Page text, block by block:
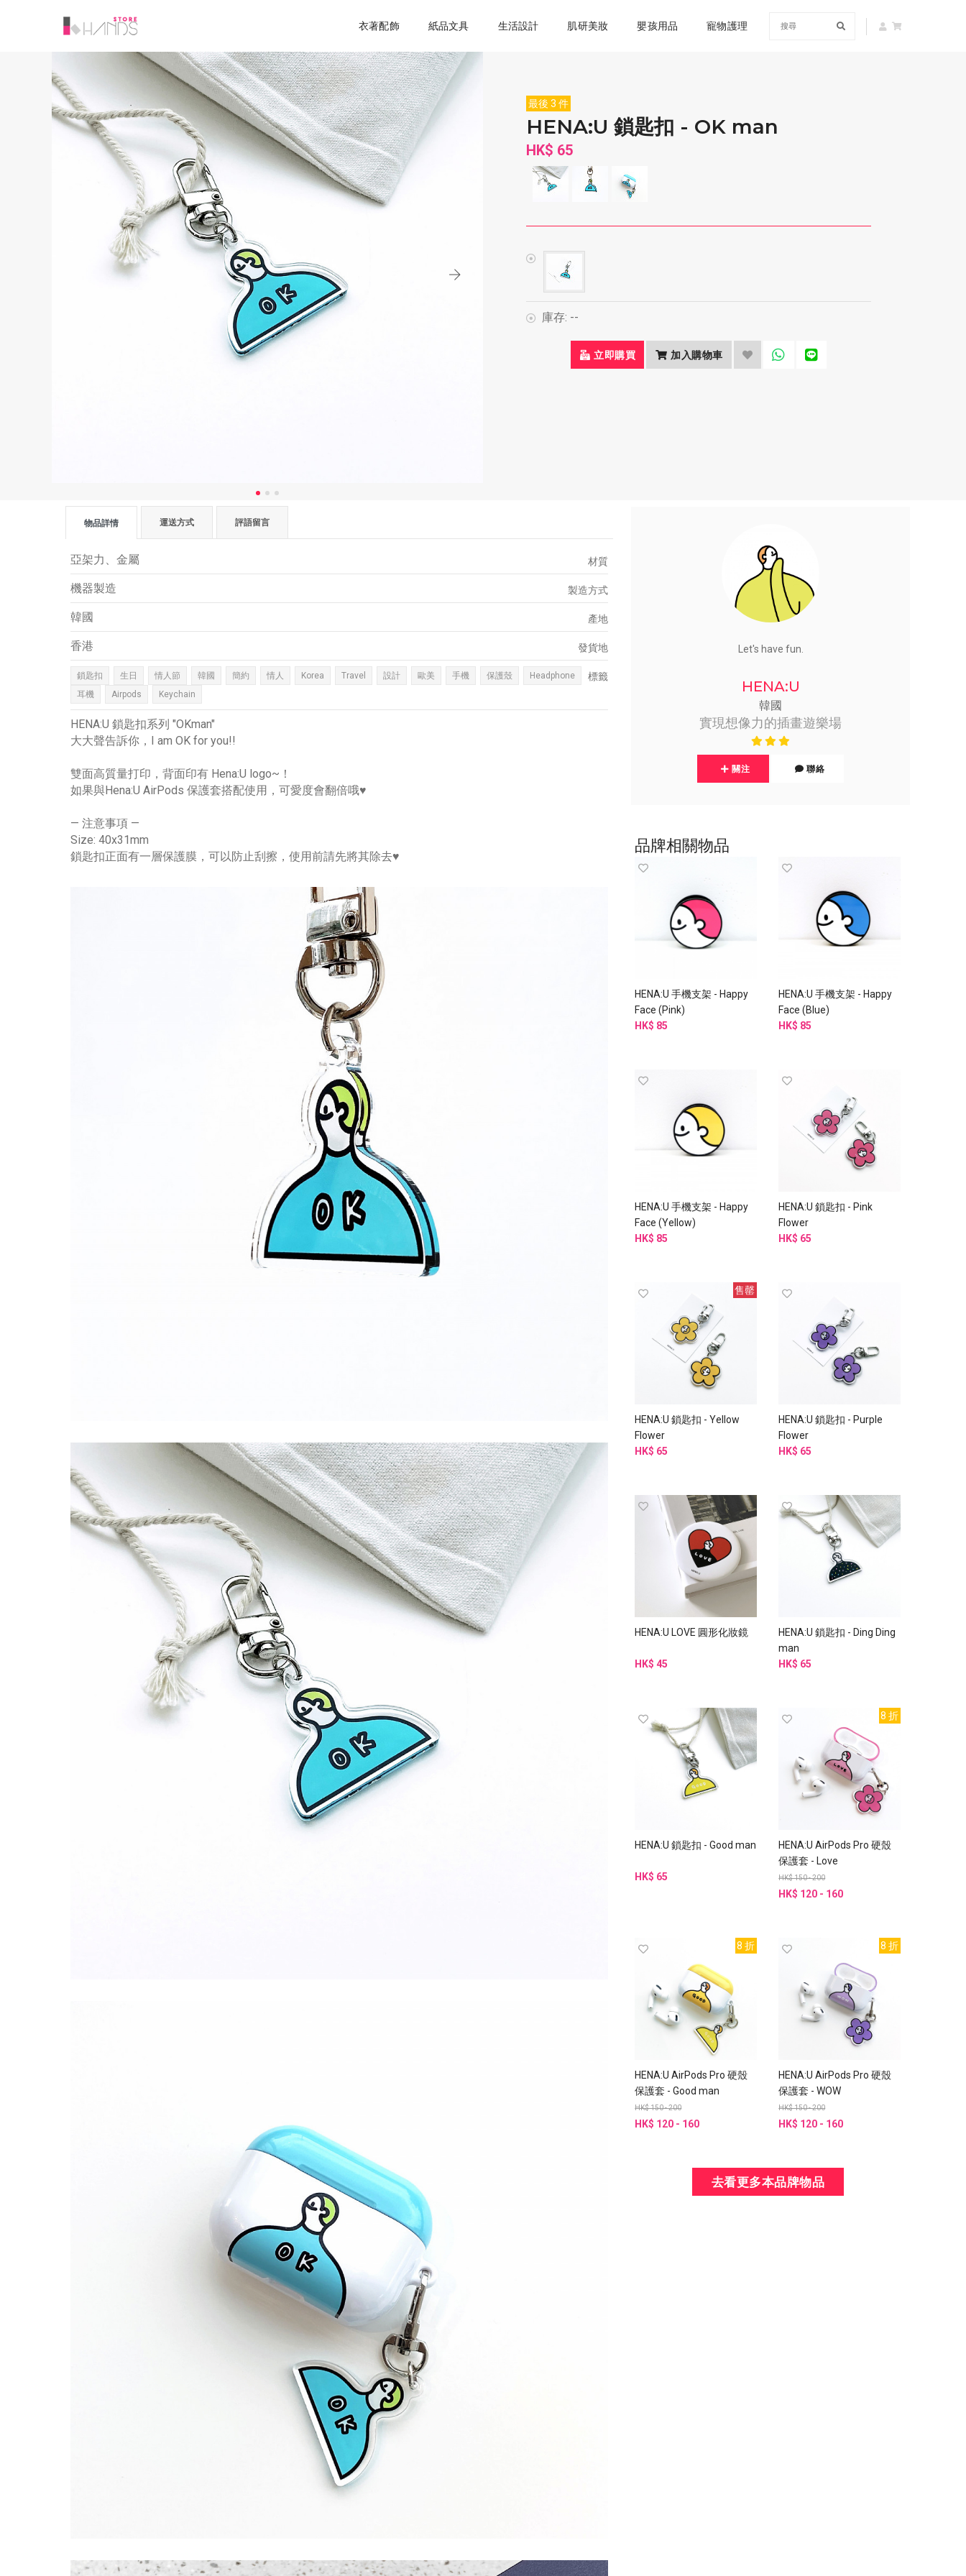
衣著配飾 紙品文具 生活設計 肌研美妝 嬰孩用品 寵物護理
最後 3 件
HENA:U 鎖匙扣 - OK man
HK$ 65
庫存: --
立即購買 加入購物車
物品詳情 運送方式 評語留言
材質
亞架力、金屬
製造方式
機器製造
產地
韓國
發貨地
香港
標籤
鎖匙扣 生日 情人節 韓國 簡約 情人 Korea Travel 設計 歐美 手機 保護殼
Headphone
耳機
Airpods Keychain
HENA:U 鎖匙扣系列 "OKman"
大大聲告訴你，I am OK for you!!
雙面高質量打印，背面印有 Hena:U logo~！
如果與Hena:U AirPods 保護套搭配使用，可愛度會翻倍哦♥
— 注意事項 —
Size: 40x31mm
鎖匙扣正面有一層保護膜，可以防止刮擦，使用前請先將其除去♥
Let's have fun.
HENA:U
韓國
實現想像力的插畫遊樂場
關注 聯絡
品牌相關物品
HENA:U 手機支架 - Happy
Face (Pink)
HK$ 85
HENA:U 手機支架 - Happy
Face (Blue)
HK$ 85
HENA:U 手機支架 - Happy
Face (Yellow)
HK$ 85
HENA:U 鎖匙扣 - Pink
Flower
HK$ 65
售罄
HENA:U 鎖匙扣 - Yellow
Flower
HK$ 65
HENA:U 鎖匙扣 - Purple
Flower
HK$ 65
HENA:U LOVE 圓形化妝鏡
HK$ 45
HENA:U 鎖匙扣 - Ding Ding
man
HK$ 65
HENA:U 鎖匙扣 - Good man
HK$ 65
8 折
HENA:U AirPods Pro 硬殼
保護套 - Love
HK$ 150 - 200
HK$ 120 - 160
8 折
HENA:U AirPods Pro 硬殼
保護套 - Good man
HK$ 150 - 200
HK$ 120 - 160
8 折
HENA:U AirPods Pro 硬殼
保護套 - WOW
HK$ 150 - 200
HK$ 120 - 160
去看更多本品牌物品